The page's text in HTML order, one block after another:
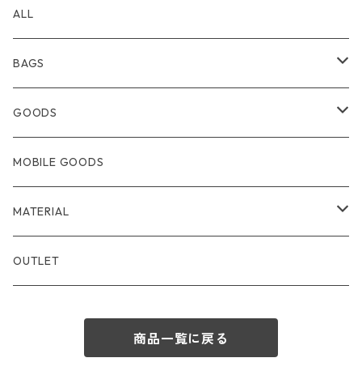
ALL
BAGS
BACKPACK・BODYBAG
TOTEBAG
SOULDERBAG
HANDBAG
GOODS
WALLET
CARDCASE・PASSCASE
KEYCASE・COINCASE
MOBILE GOODS
MATERIAL
LEATHER
OUTLET
商品一覧に戻る